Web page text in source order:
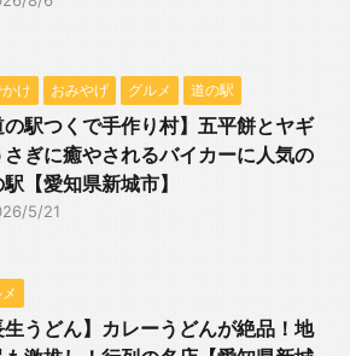
け おみやげ グルメ 道の駅
の駅つくで手作り村】五平餅とヤギ
さぎに癒やされるバイカーに人気の
【愛知県新城市】
5/21
生うどん】カレーうどんが絶品！地